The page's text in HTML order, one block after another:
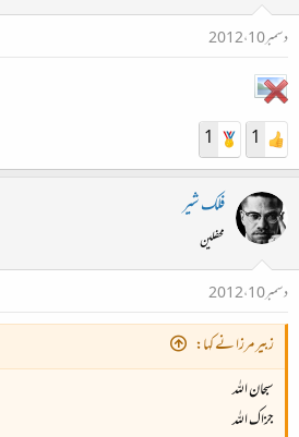
دسمبر 10، 2012
1
1
فلک شیر
محفلین
دسمبر 10، 2012
زبیر مرزا نے کہا:
سبحان اللہ
جزاک اللہ